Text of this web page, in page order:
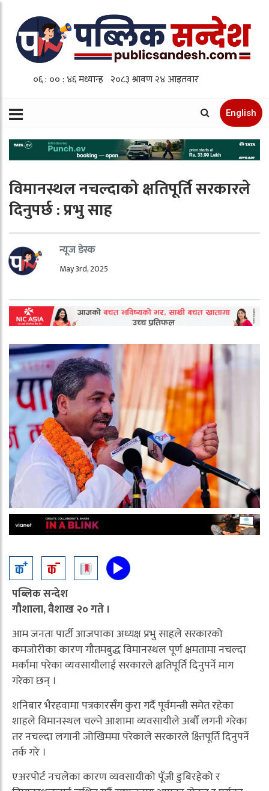
English
विमानस्थल नचल्दाको क्षतिपूर्ति सरकारले
दिनुपर्छ : प्रभु साह
न्यूज डेस्क
May 3rd, 2025
पब्लिक सन्देश
गौशाला, वैशाख २० गते ।
आम जनता पार्टी आजपाका अध्यक्ष प्रभु साहले सरकारको
कमजोरीका कारण गौतमबुद्ध विमानस्थल पूर्ण क्षमतामा नचल्दा
मर्कामा परेका व्यवसायीलाई सरकारले क्षतिपूर्ति दिनुपर्ने माग
गरेका छन् ।
शनिबार भैरहवामा पत्रकारसँग कुरा गर्दै पूर्वमन्त्री समेत रहेका
शाहले विमानस्थल चल्ने आशामा व्यवसायीले अर्बौं लगनी गरेका
तर नचल्दा लगानी जोखिममा परेकाले सरकारले क्ष्तिपूर्ति दिनुपर्ने
तर्क गरे ।
एअरपोर्ट नचलेका कारण व्यवसायीको पूँजी डुबिरहेको र